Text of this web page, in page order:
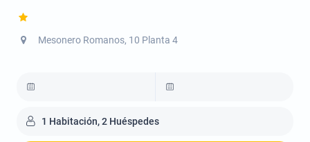
Mesonero Romanos, 10 Planta 4
1 Habitación, 2 Huéspedes